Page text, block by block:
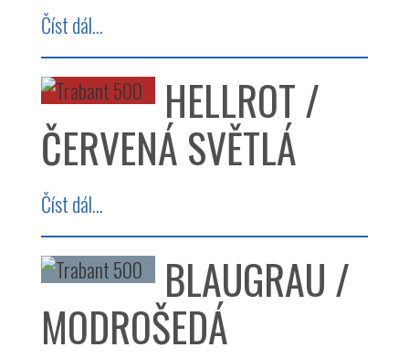
Číst dál...
HELLROT /
ČERVENÁ SVĚTLÁ
Číst dál...
BLAUGRAU /
MODROŠEDÁ